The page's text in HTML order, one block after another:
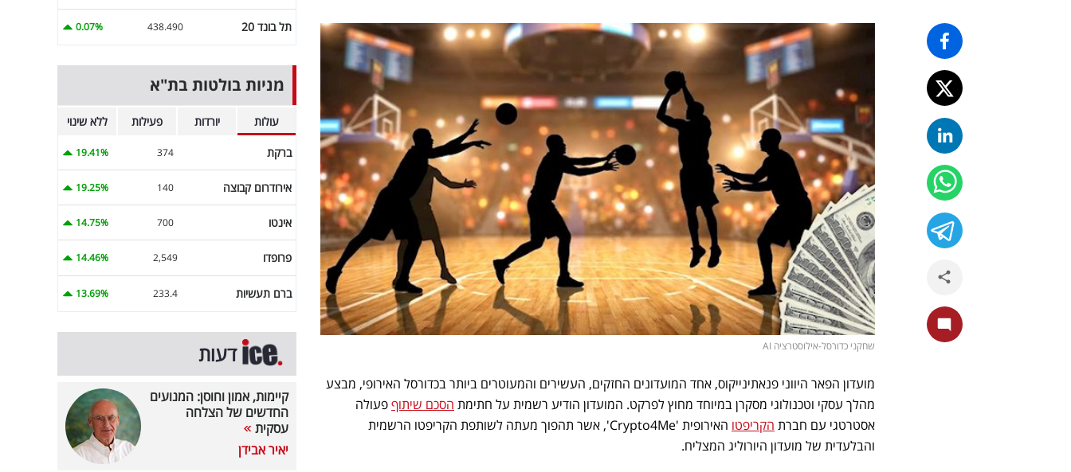
שחקני כדורסל-אילוסטרציה AI
מועדון הפאר היווני פנאתינייקוס, אחד המועדונים החזקים, העשירים והמעוטרים ביותר בכדורסל האירופי, מבצע
מהלך עסקי וטכנולוגי מסקרן במיוחד מחוץ לפרקט. המועדון הודיע רשמית על חתימת הסכם שיתוףפעולה
אסטרטגי עם חברת הקריפטו
האירופית 'Crypto4Me', אשר תהפוך מעתה לשותפת הקריפטו הרשמית
והבלעדית של מועדון היורוליג המצליח.
תל בונד 20 438.490
0.07%
מניות בולטות בת"א
עולות יורדות פעילות ללא שינוי
ברקת 374
19.41%
אירודרום קבוצה 140
19.25%
אינטו 700
14.75%
פרופדו 2,549
14.46%
ברם תעשיות 233.4
13.69%
דעות
קיימות, אמון וחוסן: המנועים
החדשים של הצלחה
עסקית
יאיר אבידן